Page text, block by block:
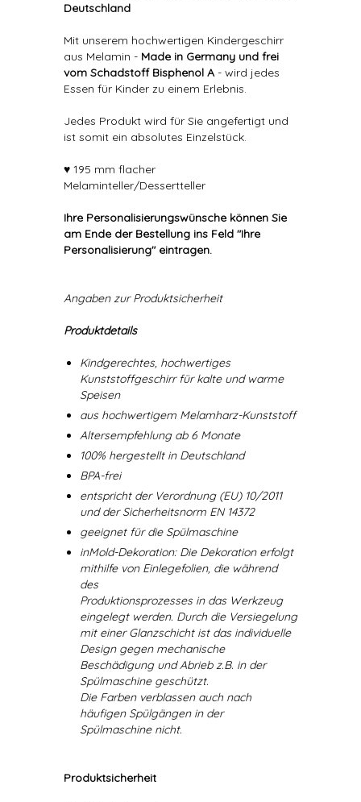
Deutschland
Mit unserem hochwertigen Kindergeschirr
aus Melamin - Made in Germany und frei
vom Schadstoff Bisphenol A- wird jedes
Essen für Kinder zu einem Erlebnis.
Jedes Produkt wird für Sie angefertigt und
ist somit ein absolutes Einzelstück.
♥ 195 mm flacher
Melaminteller/Dessertteller
Ihre Personalisierungswünsche können Sie
am Ende der Bestellung ins Feld "Ihre
Personalisierung" eintragen.
Angaben zur Produktsicherheit
Produktdetails
Kindgerechtes, hochwertiges
Kunststoffgeschirr für kalte und warme
Speisen
aus hochwertigem Melamharz-Kunststoff
Altersempfehlung ab 6 Monate
100% hergestellt in Deutschland
BPA-frei
entspricht der Verordnung (EU) 10/2011
und der Sicherheitsnorm EN 14372
geeignet für die Spülmaschine
inMold-Dekoration: Die Dekoration erfolgt
mithilfe von Einlegefolien, die während
des
Produktionsprozesses in das Werkzeug
eingelegt werden. Durch die Versiegelung
mit einer Glanzschicht ist das individuelle
Design gegen mechanische
Beschädigung und Abrieb z.B. in der
Spülmaschine geschützt.
Die Farben verblassen auch nach
häufigen Spülgängen in der
Spülmaschine nicht.
Produktsicherheit